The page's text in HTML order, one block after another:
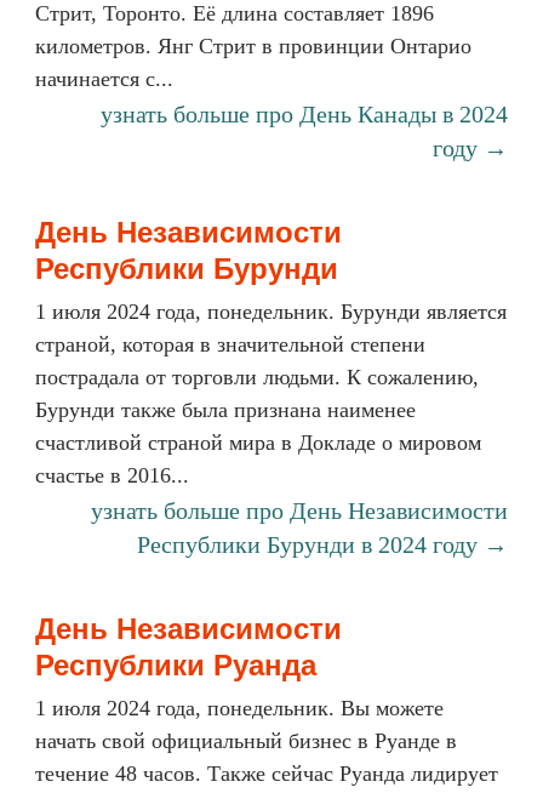
Стрит, Торонто. Её длина составляет 1896
километров. Янг Стрит в провинции Онтарио
начинается с...
узнать больше про День Канады в 2024
году →
День Независимости
Республики Бурунди
1 июля 2024 года, понедельник. Бурунди является
страной, которая в значительной степени
пострадала от торговли людьми. К сожалению,
Бурунди также была признана наименее
счастливой страной мира в Докладе о мировом
счастье в 2016...
узнать больше про День Независимости
Республики Бурунди в 2024 году →
День Независимости
Республики Руанда
1 июля 2024 года, понедельник. Вы можете
начать свой официальный бизнес в Руанде в
течение 48 часов. Также сейчас Руанда лидирует